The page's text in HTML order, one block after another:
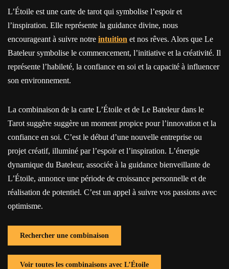
L’Étoile est une carte de tarot qui symbolise l’espoir et
l’inspiration. Elle représente la guidance divine, nous
encourageant à suivre notre intuition et nos rêves. Alors que Le
Bateleur symbolise le commencement, l’initiative et la créativité. Il
représente l’habileté, la confiance en soi et la capacité à influencer
son environnement.
La combinaison de la carte L’Étoile et de Le Bateleur dans le
Tarot suggère suggère un moment propice pour l’innovation et la
confiance en soi. C’est le début d’une nouvelle entreprise ou
projet créatif, illuminé par l’espoir et l’inspiration. L’énergie
dynamique du Bateleur, associée à la guidance bienveillante de
L’Étoile, annonce une période de croissance personnelle et de
réalisation de potentiel. C’est un appel à suivre vos passions avec
optimisme.
Rechercher une combinaison
Voir toutes les combinaisons avec L’Étoile